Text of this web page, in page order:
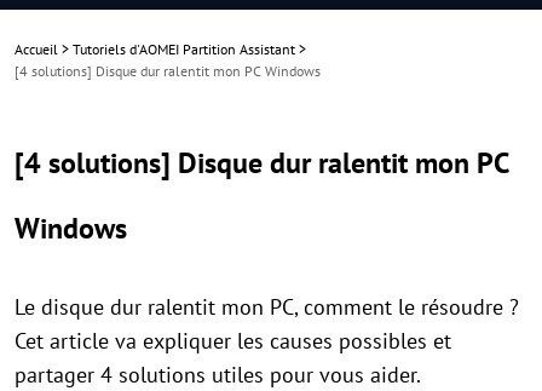
Accueil > Tutoriels d'AOMEI Partition Assistant >
[4 solutions] Disque dur ralentit mon PC Windows
[4 solutions] Disque dur ralentit mon PC
Windows
Le disque dur ralentit mon PC, comment le résoudre ?
Cet article va expliquer les causes possibles et
partager 4 solutions utiles pour vous aider.